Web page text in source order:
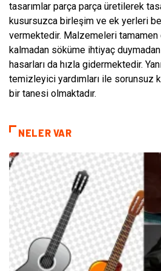
tasarımlar parça parça üretilerek
kusursuzca birleşim ve ek yerleri
vermektedir. Malzemeleri
kalmadan söküme ihtiyaç
hasarları da hızla gidermektedir.
temizleyici yardımları ile sorunsuz
bir tanesi olmaktadır.
NELER VAR